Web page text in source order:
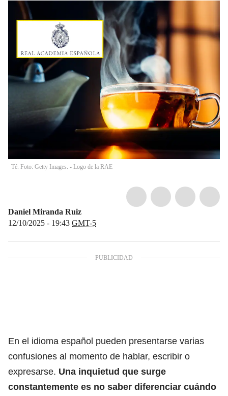
Té. Foto: Getty Images. - Logo de la RAE
Daniel Miranda Ruiz
12/10/2025 - 19:43 GMT-5
En el idioma español pueden presentarse varias
confusiones al momento de hablar, escribir o
expresarse. Una inquietud que surge
constantemente es no saber diferenciar cuándo